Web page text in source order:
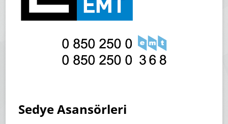
Sedye Asansörleri